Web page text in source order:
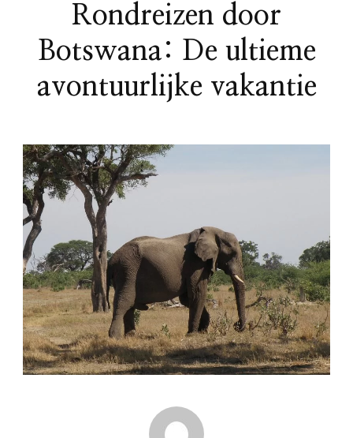
Rondreizen door
Botswana: De ultieme
avontuurlijke vakantie